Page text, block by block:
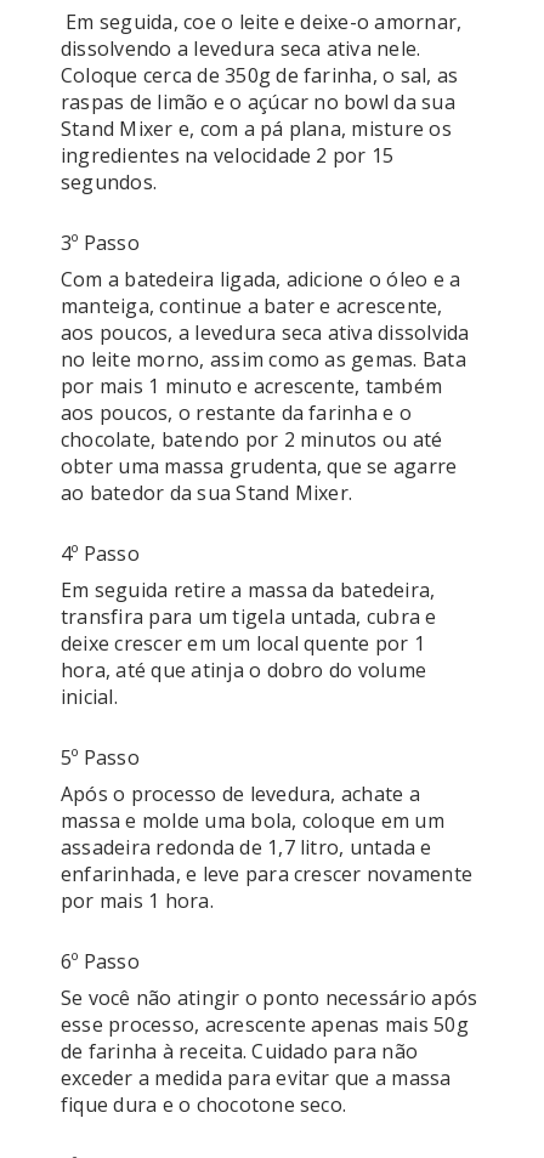
dissolvendo a levedura seca ativa nele.
Coloque cerca de 350g de farinha, o sal, as
raspas de limão e o açúcar no bowl da sua
Stand Mixer e, com a pá plana, misture os
ingredientes na velocidade 2 por 15
segundos.
3º Passo
Com a batedeira ligada, adicione o óleo e a
manteiga, continue a bater e acrescente,
aos poucos, a levedura seca ativa dissolvida
no leite morno, assim como as gemas. Bata
por mais 1 minuto e acrescente, também
aos poucos, o restante da farinha e o
chocolate, batendo por 2 minutos ou até
obter uma massa grudenta, que se agarre
4º Passo
Em seguida retire a massa da batedeira,
transfira para um tigela untada, cubra e
deixe crescer em um local quente por 1
hora, até que atinja o dobro do volume
inicial.
5º Passo
Após o processo de levedura, achate a
massa e molde uma bola, coloque em um
assadeira redonda de 1,7 litro, untada e
enfarinhada, e leve para crescer novamente
por mais 1 hora.
6º Passo
Se você não atingir o ponto necessário após
esse processo, acrescente apenas mais 50g
de farinha à receita. Cuidado para não
exceder a medida para evitar que a massa
fique dura e o chocotone seco.